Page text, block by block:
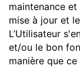
maintenance
mise à jour et
L’Utilisateur
et/ou le bon
manière que